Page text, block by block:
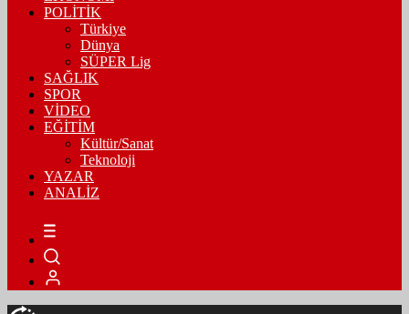
POLİTİK
Türkiye
Dünya
SÜPER Lig
SAĞLIK
SPOR
VİDEO
EĞİTİM
Kültür/Sanat
Teknoloji
YAZAR
ANALİZ